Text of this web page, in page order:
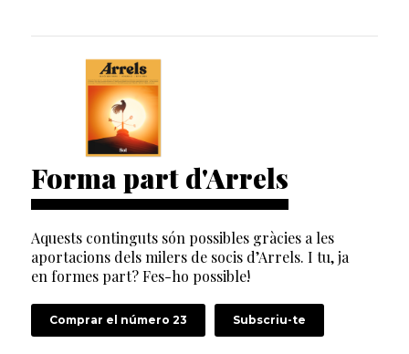
Forma part d'Arrels
Aquests continguts són possibles gràcies a les
aportacions dels milers de socis d’Arrels. I tu, ja
en formes part? Fes-ho possible!
Comprar el número 23 Subscriu-te